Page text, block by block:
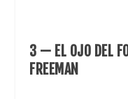
3 — EL OJO DEL
FREEMAN